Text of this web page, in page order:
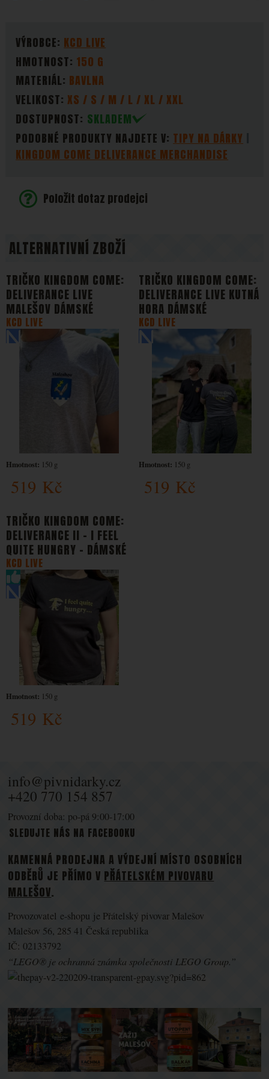
PARAMETRY
VÝROBCE: KCD LIVE
HMOTNOST: 150 G
MATERIÁL: BAVLNA
VELIKOST:XS / S / M / L / XL / XXL
DOSTUPNOST: SKLADEM
PODOBNÉ PRODUKTY NAJDETE V: TIPY NA DÁRKY
KINGDOM COME DELIVERANCE MERCHANDISE
Položit dotaz prodejci
ALTERNATIVNÍ ZBOŽÍ
TRIČKO KINGDOM COME:
DELIVERANCE LIVE
MALEŠOV DÁMSKÉ
KCD LIVE
519 Kč
Hmotnost: 150 g
TRIČKO KINGDOM COME:
DELIVERANCE LIVE KUTNÁ
HORA DÁMSKÉ
KCD LIVE
519 Kč
Hmotnost: 150 g
TRIČKO KINGDOM COME:
DELIVERANCE II - I FEEL
QUITE HUNGRY - DÁMSKÉ
KCD LIVE
519 Kč
Hmotnost: 150 g
info@pivnidarky.cz
+420 770 154 857
Provozní doba: po-pá 9:00-17:00
SLEDUJTE NÁS NA FACEBOOKU
KAMENNÁ PRODEJNA A VÝDEJNÍ MÍSTO OSOBNÍCH
ODBĚRŮ JE PŘÍMO V PŘÁTELSKÉM PIVOVARU
MALEŠOV.
Provozovatel e-shopu je Přátelský pivovar Malešov
Malešov 56, 285 41 Česká republika
IČ: 02133792
“LEGO® je ochranná známka společnosti LEGO Group.”